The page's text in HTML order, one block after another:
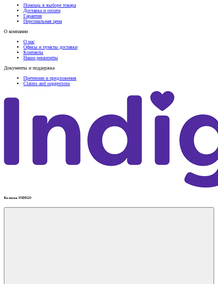
Помощь в выборе товара
Доставка и оплата
Гарантия
Персональная цена
О компании
О нас
Офисы и пункты доставки
Контакты
Наши реквизиты
Документы и поддержка
Претензии и предложения
Claims and suggestions
Коляска INDIGO